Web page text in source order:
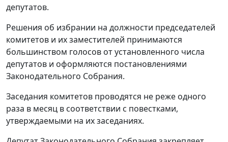
депутатов.
Решения об избрании на должности председателей
комитетов и их заместителей принимаются
большинством голосов от установленного числа
депутатов и оформляются постановлениями
Законодательного Собрания.
Заседания комитетов проводятся не реже одного
раза в месяц в соответствии с повестками,
утверждаемыми на их заседаниях.